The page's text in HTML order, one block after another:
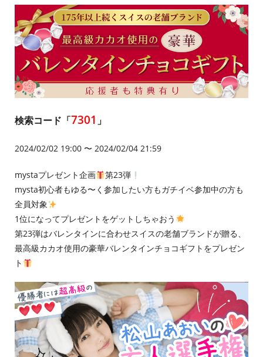
検索コード「7301 」
2024/02/02 19:00 〜 2024/02/04 21:59
mystaプレゼント企画
第23弾
mysta初心者もゆる〜く参加したい方もガチイベ参加中の方も
全員対象
1位になってプレゼントをゲットしちゃおう
第23弾はバレンタインに合わせスイスの老舗ブランドが贈る、
最高級カカオ使用の豪華バレンタインチョコギフトをプレゼン
ト